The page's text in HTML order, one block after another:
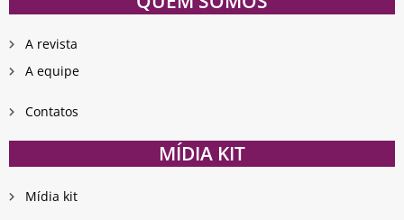
A revista
A equipe
Contatos
MÍDIA KIT
Mídia kit